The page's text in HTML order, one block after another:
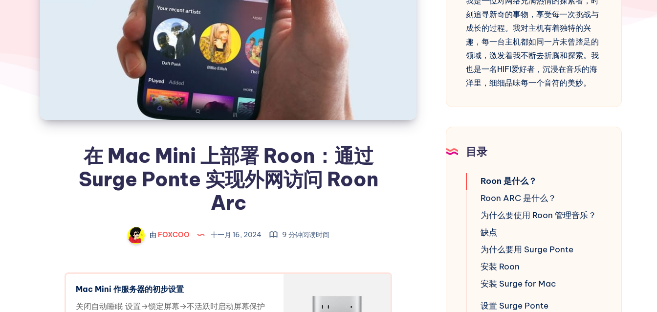
在 Mac Mini 上部署 Roon：通过
Surge Ponte 实现外网访问 Roon
Arc
由 FOXCOO 十一月 16, 2024 9 分钟阅读时间
Mac Mini 作服务器的初步设置
关闭自动睡眠 设置->锁定屏幕->不活跃时启动屏幕保护
刻追寻新奇的事物，享受每一次挑战与
成长的过程。我对主机有着独特的兴
趣，每一台主机都如同一片未曾踏足的
领域，激发着我不断去折腾和探索。我
也是一名HIFI爱好者，沉浸在音乐的海
洋里，细细品味每一个音符的美妙。
目录
Roon 是什么？
Roon ARC 是什么？
为什么要使用 Roon 管理音乐？
缺点
为什么要用 Surge Ponte
安装 Roon
安装 Surge for Mac
设置 Surge Ponte